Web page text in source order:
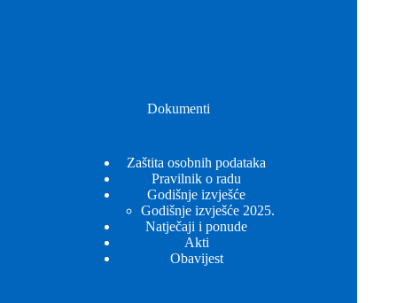
Dokumenti
Zaštita osobnih podataka
Pravilnik o radu
Godišnje izvješće
Godišnje izvješće 2025.
Natječaji i ponude
Akti
Obavijest